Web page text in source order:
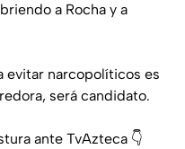
a Rocha y a
evitar narcopolíticos es
será candidato.
ante TvAzteca 👇